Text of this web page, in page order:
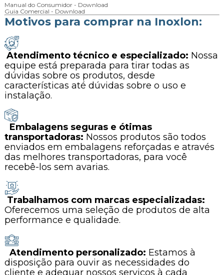
Manual do Consumidor - Download
Guia Comercial - Download
Motivos para comprar na Inoxlon:
Atendimento técnico e especializado: Nossa
equipe está preparada para tirar todas as
dúvidas sobre os produtos, desde
características até dúvidas sobre o uso e
instalação.
Embalagens seguras e ótimas
transportadoras: Nossos produtos são todos
enviados em embalagens reforçadas e através
das melhores transportadoras, para você
recebê-los sem avarias.
Trabalhamos com marcas especializadas:
Oferecemos uma seleção de produtos de alta
performance e qualidade.
Atendimento personalizado: Estamos à
disposição para ouvir as necessidades do
cliente e adequar nossos serviços à cada